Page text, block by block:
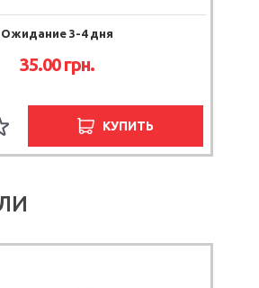
Ожидание 3-4 дня
35.00грн.
КУПИТЬ